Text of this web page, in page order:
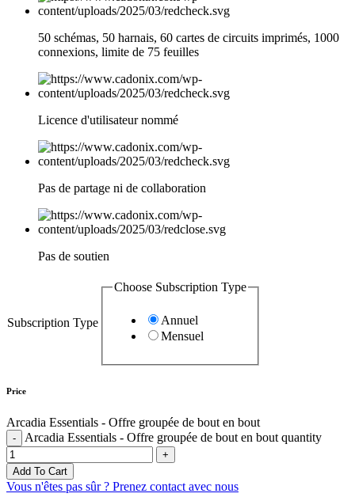
50 schémas, 50 harnais, 60 cartes de circuits imprimés, 1000
connexions, limite de 75 feuilles
Licence d'utilisateur nommé
Pas de partage ni de collaboration
Pas de soutien
Subscription Type
Choose Subscription Type
Annuel
Mensuel
Price
Arcadia Essentials - Offre groupée de bout en bout
- Arcadia Essentials - Offre groupée de bout en bout quantity
+
Add To Cart
Vous n'êtes pas sûr ? Prenez contact avec nous